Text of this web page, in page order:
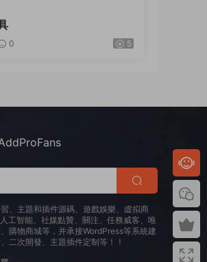
0 5
、主題和插件源碼、遊戲娛樂、虛拟商
工智能、社媒點贊、關注、任務威客、唯
購物商城等，并承接WordPress等系統建
二次開發、主題插件定制等！！